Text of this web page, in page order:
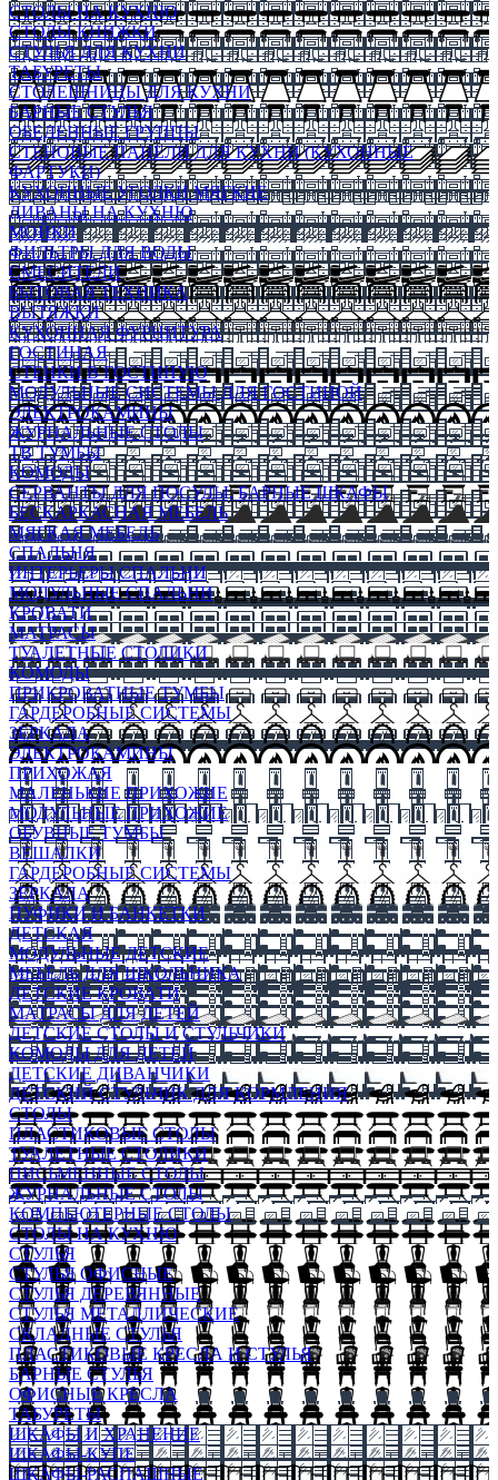
СТОЛЫ НА КУХНЮ
СТОЛЫ КНИЖКИ
СТУЛЬЯ ДЛЯ КУХНИ
ТАБУРЕТЫ
СТОЛЕШНИЦЫ ДЛЯ КУХНИ
БАРНЫЕ СТУЛЬЯ
ОБЕДЕННЫЕ ГРУППЫ
СТЕНОВЫЕ ПАНЕЛИ ДЛЯ КУХНИ (КУХОННЫЕ
ФАРТУКИ)
КУХОННЫЕ УГОЛКИ МЯГКИЕ
ДИВАНЫ НА КУХНЮ
МОЙКИ
ФИЛЬТРЫ ДЛЯ ВОДЫ
СМЕСИТЕЛИ
БЫТОВАЯ ТЕХНИКА
ВЫТЯЖКИ
КУХОННАЯ ФУРНИТУРА
ГОСТИНАЯ
СТЕНКИ В ГОСТИНУЮ
МОДУЛЬНЫЕ СИСТЕМЫ ДЛЯ ГОСТИНОЙ
ЭЛЕКТРОКАМИНЫ
ЖУРНАЛЬНЫЕ СТОЛЫ
ТВ ТУМБЫ
КОМОДЫ
СЕРВАНТЫ ДЛЯ ПОСУДЫ, БАРНЫЕ ШКАФЫ
БЕСКАРКАСНАЯ МЕБЕЛЬ
МЯГКАЯ МЕБЕЛЬ
СПАЛЬНЯ
ИНТЕРЬЕРЫ СПАЛЬНИ
МОДУЛЬНЫЕ СПАЛЬНИ
КРОВАТИ
МАТРАСЫ
ТУАЛЕТНЫЕ СТОЛИКИ
КОМОДЫ
ПРИКРОВАТНЫЕ ТУМБЫ
ГАРДЕРОБНЫЕ СИСТЕМЫ
ЗЕРКАЛА
ЭЛЕКТРОКАМИНЫ
ПРИХОЖАЯ
МАЛЕНЬКИЕ ПРИХОЖИЕ
МОДУЛЬНЫЕ ПРИХОЖИЕ
ОБУВНЫЕ ТУМБЫ
ВЕШАЛКИ
ГАРДЕРОБНЫЕ СИСТЕМЫ
ЗЕРКАЛА
ПУФИКИ И БАНКЕТКИ
ДЕТСКАЯ
МОДУЛЬНЫЕ ДЕТСКИЕ
МЕБЕЛЬ ДЛЯ ШКОЛЬНИКА
ДЕТСКИЕ КРОВАТИ
МАТРАСЫ ДЛЯ ДЕТЕЙ
ДЕТСКИЕ СТОЛЫ И СТУЛЬЧИКИ
КОМОДЫ ДЛЯ ДЕТЕЙ
ДЕТСКИЕ ДИВАНЧИКИ
ДЕТСКИЙ СТУЛЬЧИК ДЛЯ КОРМЛЕНИЯ
СТОЛЫ
ПЛАСТИКОВЫЕ СТОЛЫ
ТУАЛЕТНЫЕ СТОЛИКИ
ПИСЬМЕННЫЕ СТОЛЫ
ЖУРНАЛЬНЫЕ СТОЛЫ
КОМПЬЮТЕРНЫЕ СТОЛЫ
СТОЛЫ НА КУХНЮ
СТУЛЬЯ
СТУЛЬЯ ОФИСНЫЕ
СТУЛЬЯ ДЕРЕВЯННЫЕ
СТУЛЬЯ МЕТАЛЛИЧЕСКИЕ
СКЛАДНЫЕ СТУЛЬЯ
ПЛАСТИКОВЫЕ КРЕСЛА И СТУЛЬЯ
БАРНЫЕ СТУЛЬЯ
ОФИСНЫЕ КРЕСЛА
ТАБУРЕТЫ
ШКАФЫ И ХРАНЕНИЕ
ШКАФЫ-КУПЕ
ШКАФЫ-РАСПАШНЫЕ